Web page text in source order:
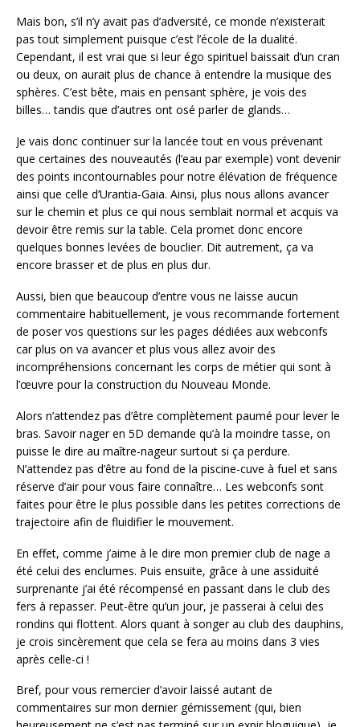
Mais bon, s’il n’y avait pas d’adversité, ce monde n’existerait
pas tout simplement puisque c’est l’école de la dualité.
Cependant, il est vrai que si leur égo spirituel baissait d’un cran
ou deux, on aurait plus de chance à entendre la musique des
sphères. C’est bête, mais en pensant sphère, je vois des
billes… tandis que d’autres ont osé parler de glands…
Je vais donc continuer sur la lancée tout en vous prévenant
que certaines des nouveautés (l’eau par exemple) vont devenir
des points incontournables pour notre élévation de fréquence
ainsi que celle d’Urantia-Gaia. Ainsi, plus nous allons avancer
sur le chemin et plus ce qui nous semblait normal et acquis va
devoir être remis sur la table. Cela promet donc encore
quelques bonnes levées de bouclier. Dit autrement, ça va
encore brasser et de plus en plus dur.
Aussi, bien que beaucoup d’entre vous ne laisse aucun
commentaire habituellement, je vous recommande fortement
de poser vos questions sur les pages dédiées aux webconfs
car plus on va avancer et plus vous allez avoir des
incompréhensions concernant les corps de métier qui sont à
l’œuvre pour la construction du Nouveau Monde.
Alors n’attendez pas d’être complètement paumé pour lever le
bras. Savoir nager en 5D demande qu’à la moindre tasse, on
puisse le dire au maître-nageur surtout si ça perdure.
N’attendez pas d’être au fond de la piscine-cuve à fuel et sans
réserve d’air pour vous faire connaître… Les webconfs sont
faites pour être le plus possible dans les petites corrections de
trajectoire afin de fluidifier le mouvement.
En effet, comme j’aime à le dire mon premier club de nage a
été celui des enclumes. Puis ensuite, grâce à une assiduité
surprenante j’ai été récompensé en passant dans le club des
fers à repasser. Peut-être qu’un jour, je passerai à celui des
rondins qui flottent. Alors quant à songer au club des dauphins,
je crois sincèrement que cela se fera au moins dans 3 vies
après celle-ci !
Bref, pour vous remercier d’avoir laissé autant de
commentaires sur mon dernier gémissement (qui, bien